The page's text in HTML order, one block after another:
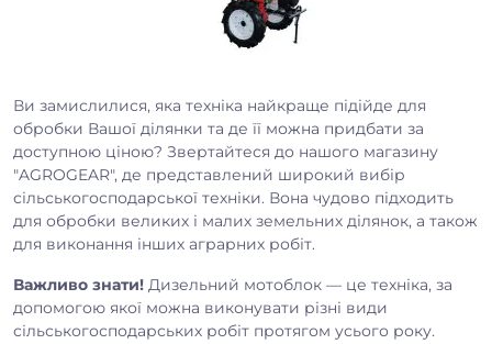
Ви замислилися, яка техніка найкраще підійде для
обробки Вашої ділянки та де її можна придбати за
доступною ціною? Звертайтеся до нашого магазину
"AGROGEAR", де представлений широкий вибір
сільськогосподарської техніки. Вона чудово підходить
для обробки великих і малих земельних ділянок, а також
для виконання інших аграрних робіт.
Важливо знати! Дизельний мотоблок — це техніка, за
допомогою якої можна виконувати різні види
сільськогосподарських робіт протягом усього року.